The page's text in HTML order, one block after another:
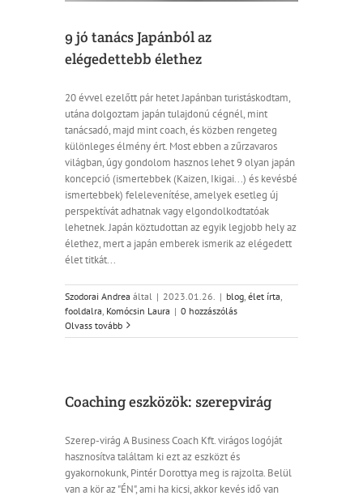
9 jó tanács Japánból az
elégedettebb élethez
20 évvel ezelőtt pár hetet Japánban turistáskodtam,
utána dolgoztam japán tulajdonú cégnél, mint
tanácsadó, majd mint coach, és közben rengeteg
különleges élmény ért. Most ebben a zűrzavaros
világban, úgy gondolom hasznos lehet 9 olyan japán
koncepció (ismertebbek (Kaizen, Ikigai...) és kevésbé
ismertebbek) felelevenítése, amelyek esetleg új
perspektívát adhatnak vagy elgondolkodtatóak
lehetnek. Japán köztudottan az egyik legjobb hely az
élethez, mert a japán emberek ismerik az elégedett
élet titkát...
Szodorai Andrea által | 2023.01.26. | blog élet írta
fooldalra Komócsin Laura | 0 hozzászólás
Olvass tovább
Coaching eszközök: szerepvirág
Szerep-virág A Business Coach Kft. virágos logóját
hasznosítva találtam ki ezt az eszközt és
gyakornokunk, Pintér Dorottya meg is rajzolta. Belül
van a kör az "ÉN", ami ha kicsi, akkor kevés idő van